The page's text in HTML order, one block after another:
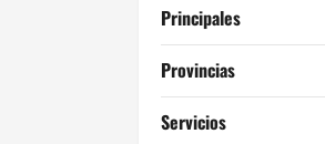
Principales
Provincias
Servicios